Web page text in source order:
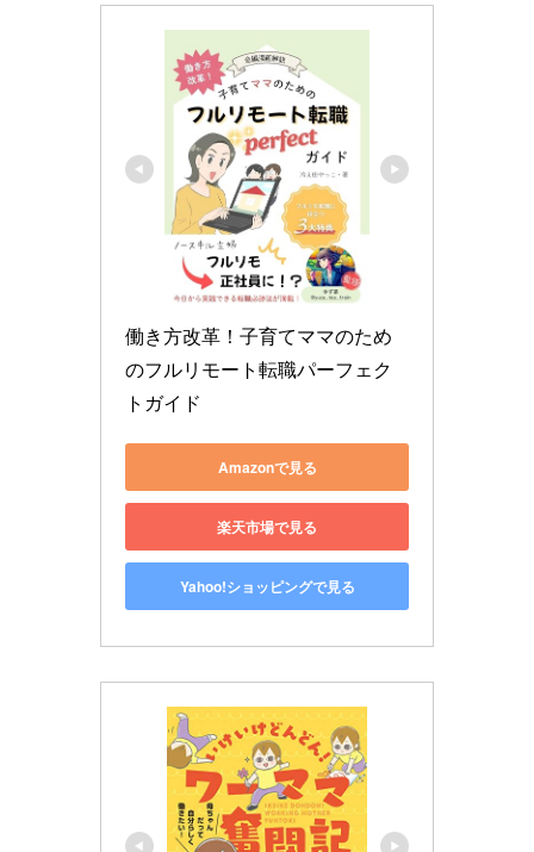
働き方改革！子育てママのため
のフルリモート転職パーフェク
トガイド
Amazonで見る
楽天市場で見る
Yahoo!ショッピングで見る